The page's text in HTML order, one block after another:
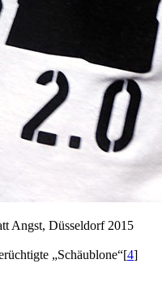
Angst, Düsseldorf 2015
„Schäublone“[4]